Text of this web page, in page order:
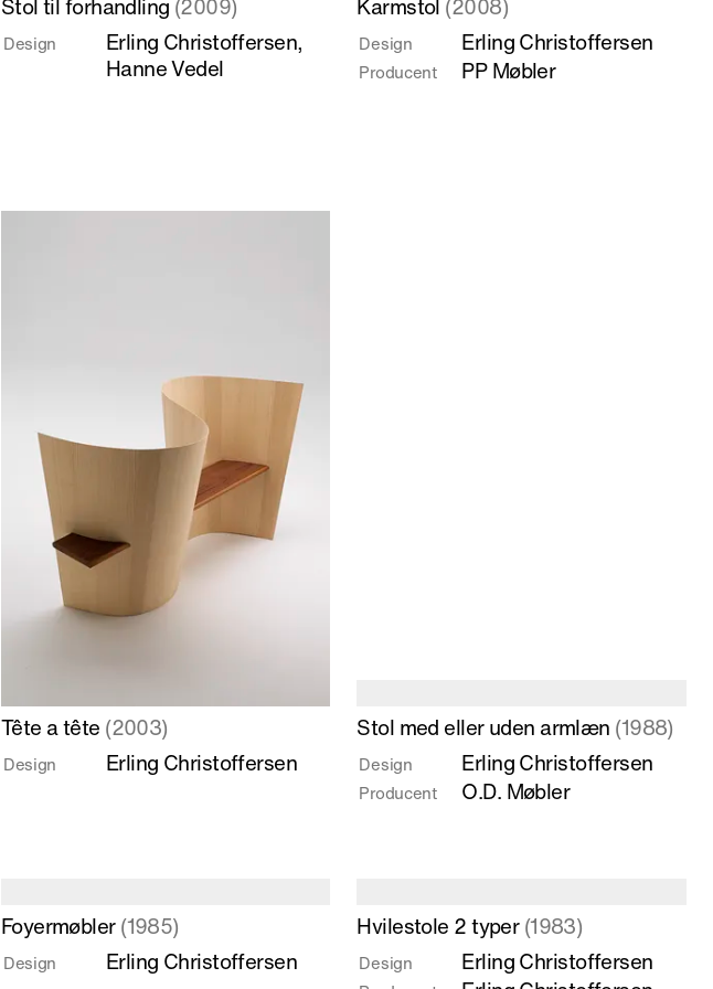
om
Stol til forhandling (2009)
Design Erling Christoffersen,
Hanne Vedel
om
Karmstol
Karmstol (2008)
Design Erling Christoffersen
Producent PP Møbler
Læs
om
Tête a tête (2003)
Design Erling Christoffersen
Læs
om
Stol
Stol med eller uden armlæn (1988)
Design Erling Christoffersen
Producent O.D. Møbler
Læs
mere
om
Foyermøbler(1985)
Design Erling Christoffersen
Læs
om
Hvilestole 2 typer(1983)
Design Erling Christoffersen